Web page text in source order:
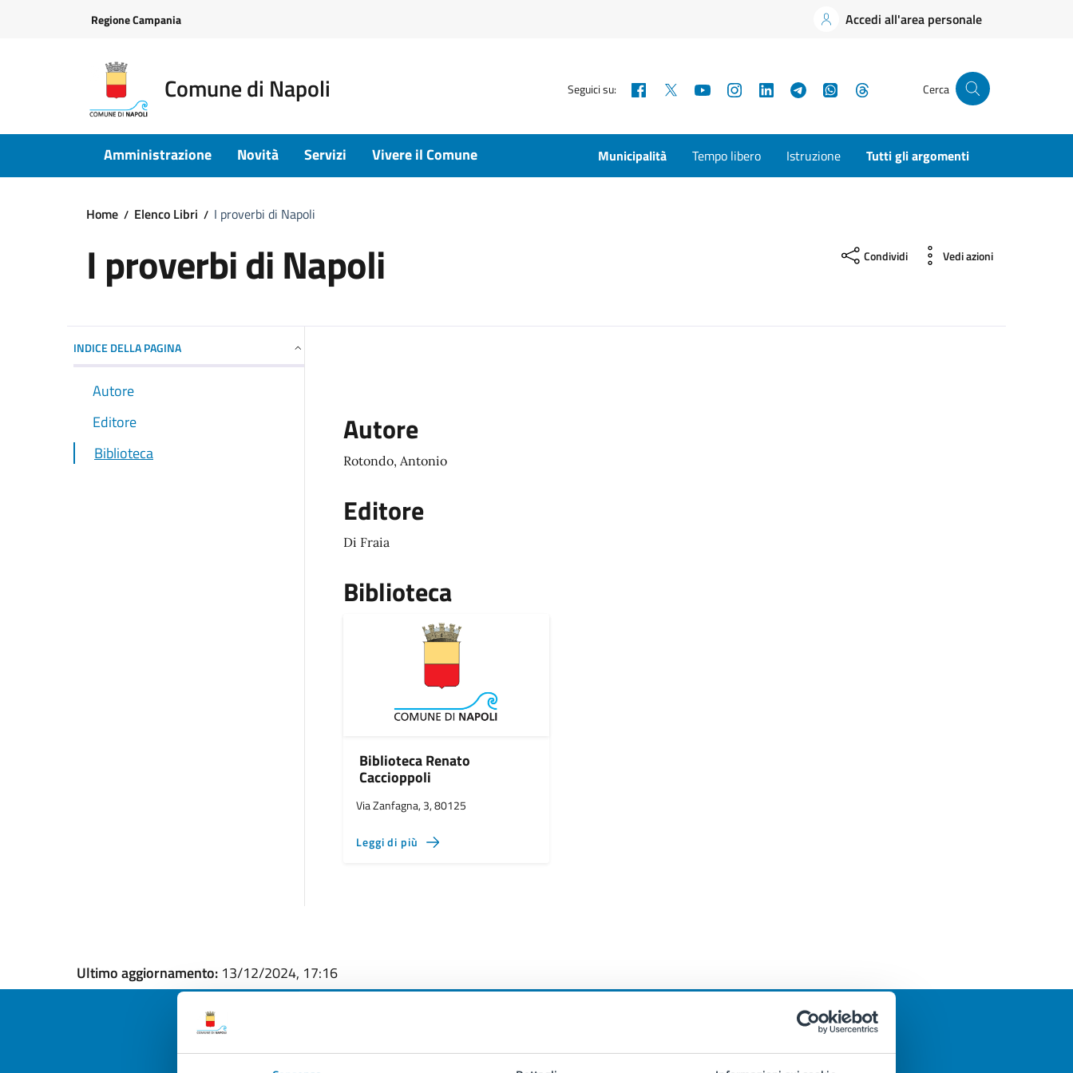
Regione Campania Accedi all'area personale
Comune di Napoli Seguici su: Facebook YouTubeInstagramLinkedInTelegramWhatsApp Cerca
Amministrazione Novità Servizi Vivere il Comune Municipalità Tempo libero Istruzione Tutti gli argomenti
Home Elenco Libri I proverbi di Napoli
I proverbi di Napoli Condividi Vedi azioni
INDICE DELLA PAGINA
Autore
Editore
Biblioteca
Autore
Rotondo, Antonio
Editore
Di Fraia
Biblioteca
Biblioteca Renato
Caccioppoli
Via Zanfagna, 3, 80125
Leggi di più
Ultimo aggiornamento: 13/12/2024, 17:16